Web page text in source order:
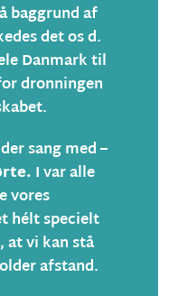
baggrund af
det os d.
Danmark til
dronningen
sang med –
I var alle
vores
hélt specielt
vi kan stå
afstand.